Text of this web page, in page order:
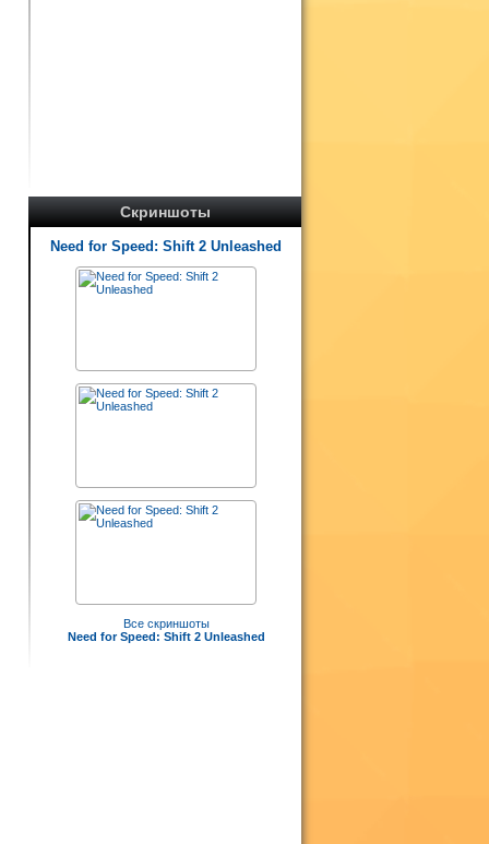
Скриншоты
Need for Speed: Shift 2 Unleashed
Все скриншоты
Need for Speed: Shift 2 Unleashed